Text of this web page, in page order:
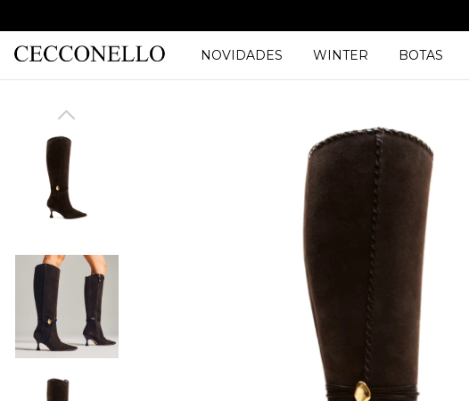
NOVIDADES WINTER BOTAS